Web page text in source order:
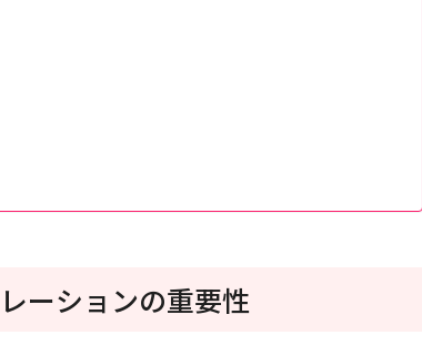
ーションの重要性